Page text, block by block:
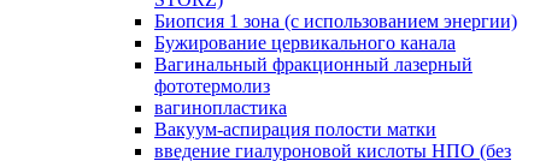
Биопсия 1 зона (с использованием энергии)
Бужирование цервикального канала
Вагинальный фракционный лазерный
фототермолиз
вагинопластика
Вакуум-аспирация полости матки
введение гиалуроновой кислоты НПО (без